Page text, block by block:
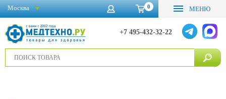
0 МЕНЮ
+7 495-432-32-22
Москва